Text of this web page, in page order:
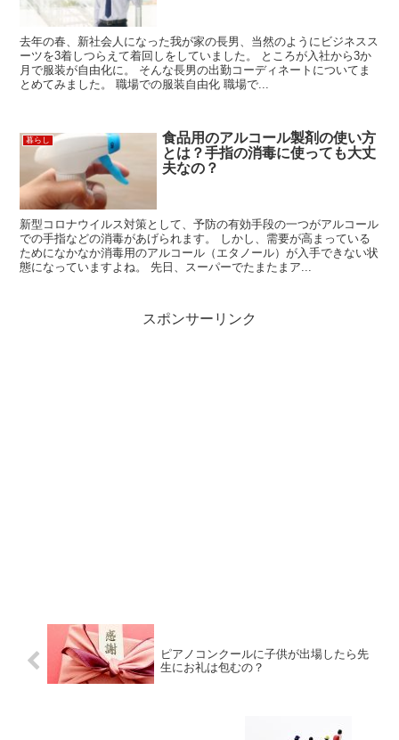
去年の春、新社会人になった我が家の長男、当然のようにビジネスス
ーツを3着しつらえて着回しをしていました。 ところが入社から3か
月で服装が自由化に。 そんな長男の出勤コーディネートについてま
とめてみました。 職場での服装自由化 職場で...
暮らし
食品用のアルコール製剤の使い方
とは？手指の消毒に使っても大丈
夫なの？
新型コロナウイルス対策として、予防の有効手段の一つがアルコール
での手指などの消毒があげられます。 しかし、需要が高まっている
ためになかなか消毒用のアルコール（エタノール）が入手できない状
態になっていますよね。 先日、スーパーでたまたまア...
スポンサーリンク
ピアノコンクールに子供が出場したら先
生にお礼は包むの？